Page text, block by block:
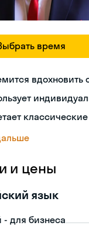
время
вдохновить
и цены
язык
- для бизнеса